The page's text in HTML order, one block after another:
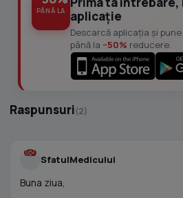
PÂNĂ LA
aplicație
Descarcă aplicația și
până la −50% reducere.
Raspunsuri(2)
SfatulMedicului
Buna ziua,